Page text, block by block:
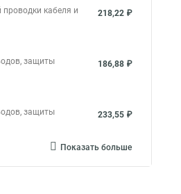
кабеля и
218,22 ₽
защиты
186,88 ₽
защиты
233,55 ₽
Показать больше